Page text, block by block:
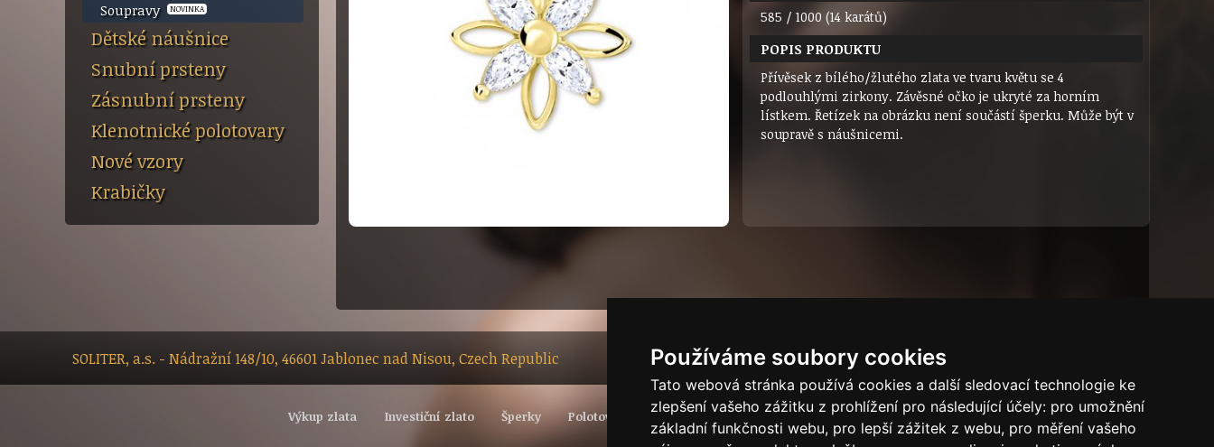
Používáme soubory cookies
Tato webová stránka používá cookies a další sledovací technologie ke
zlepšení vašeho zážitku z prohlížení pro následující účely: pro umožnění
základní funkčnosti webu, pro lepší zážitek z webu, pro měření vašeho
Soupravy
NOVINKA
Dětské náušnice
Snubní prsteny
Zásnubní prsteny
Klenotnické polotovary
Nové vzory
Krabičky
585 / 1000 (14 karátů)
POPIS PRODUKTU
Přívěsek z bílého/žlutého zlata ve tvaru květu se 4
podlouhlými zirkony. Závěsné očko je ukryté za horním
lístkem. Řetízek na obrázku není součástí šperku. Může být v
soupravě s náušnicemi.
SOLITER, a.s. - Nádražní 148/10, 46601 Jablonec nad Nisou, Czech Republic Dárkový certifikát
Výkup zlata Investiční zlato Šperky Polotovary Vývoj světové ceny zlata Puncovní značky